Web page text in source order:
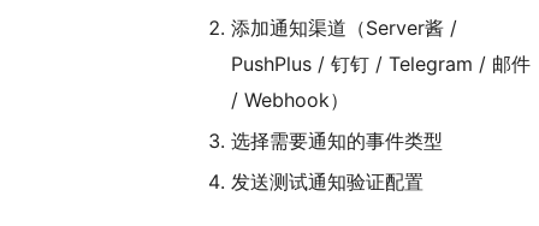
添加通知渠道（Server酱 /
PushPlus / 钉钉 / Telegram / 邮件
/ Webhook）
选择需要通知的事件类型
发送测试通知验证配置